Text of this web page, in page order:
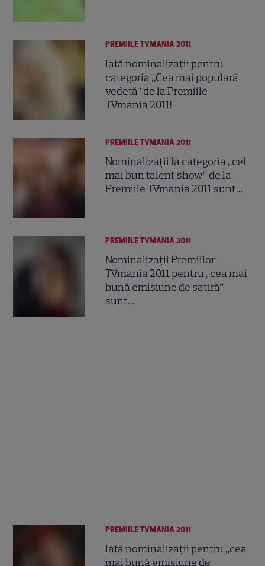
PREMIILE TVMANIA 2011
Iată nominalizaţii pentru
categoria „Cea mai populară
vedetă” de la Premiile
TVmania 2011!
PREMIILE TVMANIA 2011
Nominalizaţii la categoria „cel
mai bun talent show” de la
Premiile TVmania 2011 sunt…
PREMIILE TVMANIA 2011
Nominalizaţii Premiilor
TVmania 2011 pentru „cea mai
bună emisiune de satiră”
sunt…
PREMIILE TVMANIA 2011
Iată nominalizaţii pentru „cea
mai bună emisiune de